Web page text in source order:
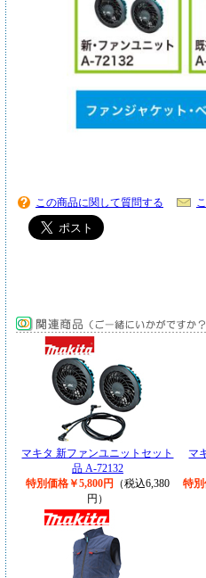
この商品に関して質問する
マキタ 新ファンユニットセット
品 A-72132
特別価格￥5,800円
（税込6,380
円）
マ
特別